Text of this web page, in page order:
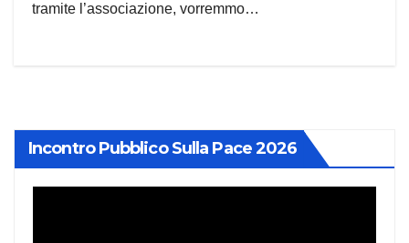
tramite l’associazione, vorremmo…
Incontro Pubblico Sulla Pace 2026